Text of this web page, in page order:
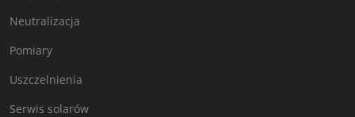
Neutralizacja
Pomiary
Uszczelnienia
Serwis solarów